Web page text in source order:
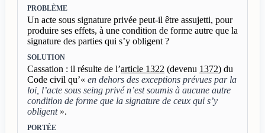
PROBLÈME
Un acte sous signature privée peut-il être assujetti, pour
produire ses effets, à une condition de forme autre que la
signature des parties qui s’y obligent ?
SOLUTION
Cassation : il résulte de l’article 1322 (devenu 1372) du
Code civil qu’« en dehors des exceptions prévues par la
loi, l’acte sous seing privé n’est soumis à aucune autre
condition de forme que la signature de ceux qui s’y
obligent».
PORTÉE